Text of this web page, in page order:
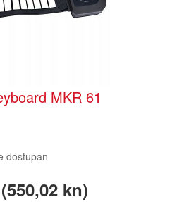
MKR 61
dostupan
kn)